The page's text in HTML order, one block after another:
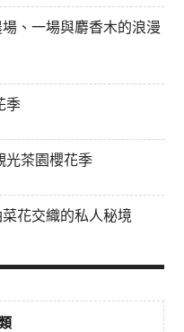
、一場與麝香木的浪漫
季
光茶園櫻花季
花交織的私人秘境